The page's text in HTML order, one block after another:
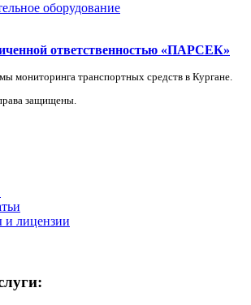
оборудование
ответственностью «ПАРСЕК»
мониторинга транспортных средств в Кургане.
защищены.
и лицензии